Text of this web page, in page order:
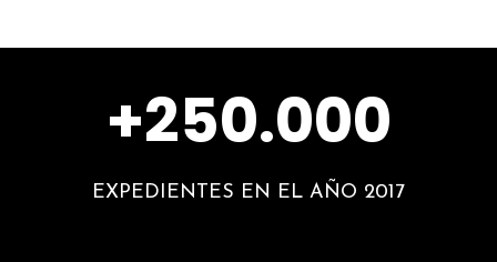
+250.000
EXPEDIENTES EN EL AÑO 2017